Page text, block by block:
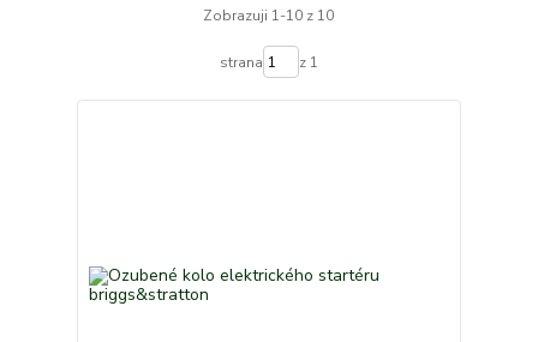
Zobrazuji 1-10 z 10
strana z 1